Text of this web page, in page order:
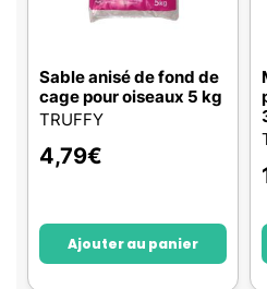
Sable anisé de fond de
cage pour oiseaux 5 kg
TRUFFY
4,79€
Ajouter au panier